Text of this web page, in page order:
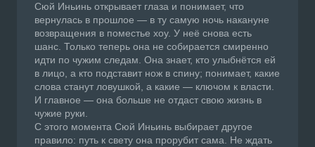
Сюй Иньинь открывает глаза и понимает, что
вернулась в прошлое — в ту самую ночь накануне
возвращения в поместье хоу. У неё снова есть
шанс. Только теперь она не собирается смиренно
идти по чужим следам. Она знает, кто улыбнётся ей
в лицо, а кто подставит нож в спину; понимает, какие
слова станут ловушкой, а какие — ключом к власти.
И главное — она больше не отдаст свою жизнь в
чужие руки.
С этого момента Сюй Иньинь выбирает другое
правило: путь к свету она прорубит сама. Не ждать